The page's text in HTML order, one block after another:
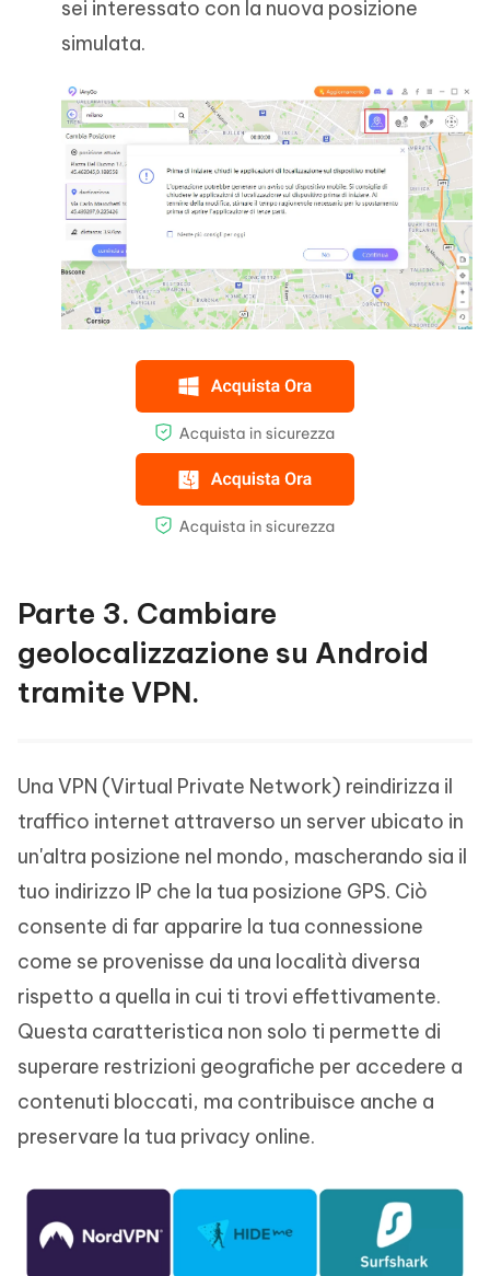
sei interessato con la nuova posizione
simulata.
Parte 3. Cambiare
geolocalizzazione su Android
tramite VPN.
Una VPN (Virtual Private Network) reindirizza il
traffico internet attraverso un server ubicato in
un'altra posizione nel mondo, mascherando sia il
tuo indirizzo IP che la tua posizione GPS. Ciò
consente di far apparire la tua connessione
come se provenisse da una località diversa
rispetto a quella in cui ti trovi effettivamente.
Questa caratteristica non solo ti permette di
superare restrizioni geografiche per accedere a
contenuti bloccati, ma contribuisce anche a
preservare la tua privacy online.